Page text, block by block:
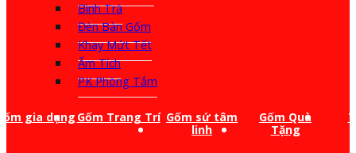
Bình Trà
Đèn Bàn Gốm
Khay Mứt Tết
Ấm Tích
PK Phòng Tắm
gia dụng Gốm Trang Trí Gốm sứ tâm
linh
Gốm Quà
Tặng